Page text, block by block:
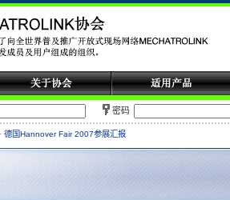
密码
德国Hannover Fair 2007参展汇报